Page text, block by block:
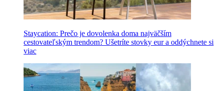
Staycation: Prečo je dovolenka doma najväčším
cestovateľským trendom? Ušetríte stovky eur a oddýchnete si
viac